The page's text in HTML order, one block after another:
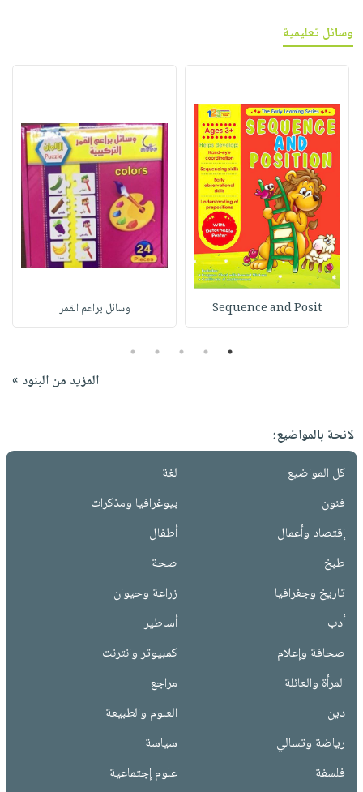
وسائل تعليمية
Sequence and Posit وسائل براعم القمر
1
2
3
4
5
المزيد من البنود »
لائحة بالمواضيع:
كل المواضيع
لغة
فنون
بيوغرافيا ومذكرات
إقتصاد وأعمال
أطفال
طبخ
صحة
تاريخ وجغرافيا
زراعة وحيوان
أدب
أساطير
صحافة وإعلام
كمبيوتر وانترنت
المرأة والعائلة
مراجع
دين
العلوم والطبيعة
رياضة وتسالي
سياسة
فلسفة
علوم إجتماعية